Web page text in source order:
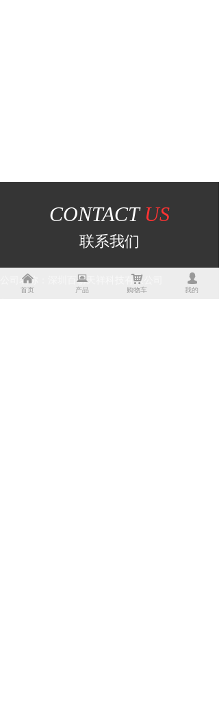
낀
首页
뀵
产品
낙
购物车
넙
我的
CONTACT US
联系我们
公司名称：
深圳百创天祥科技有限公司